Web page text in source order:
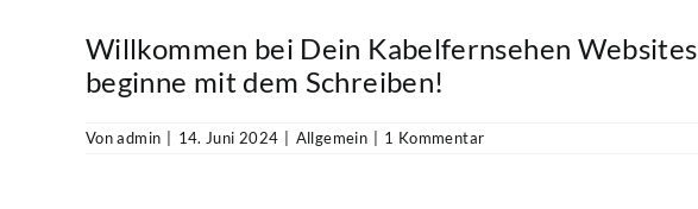
Willkommen bei Dein Kabelfernsehen Websites
beginne mit dem Schreiben!
Vonadmin 14. Juni 2024 Allgemein 1 Kommentar